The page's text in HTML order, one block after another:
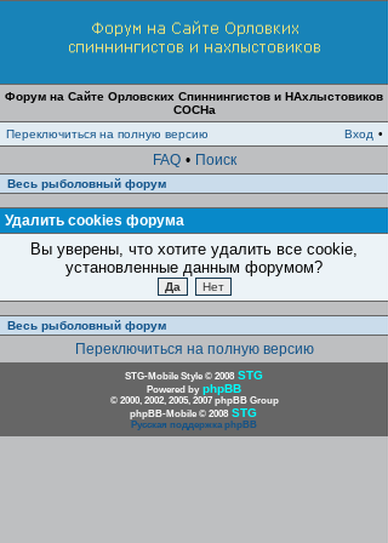
Форум на Сайте Орловских Спиннингистов и НАхлыстовиков
СОСНа
Переключиться на полную версию
Вход •
FAQ • Поиск
Весь рыболовный форум
Удалить cookies форума
Вы уверены, что хотите удалить все cookie,
установленные данным форумом?
Весь рыболовный форум
Переключиться на полную версию
STG-Mobile Style © 2008 STG
Powered by phpBB
© 2000, 2002, 2005, 2007 phpBB Group
phpBB-Mobile © 2008 STG
Русская поддержка phpBB